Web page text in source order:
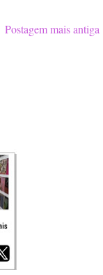
Postagem mais antiga